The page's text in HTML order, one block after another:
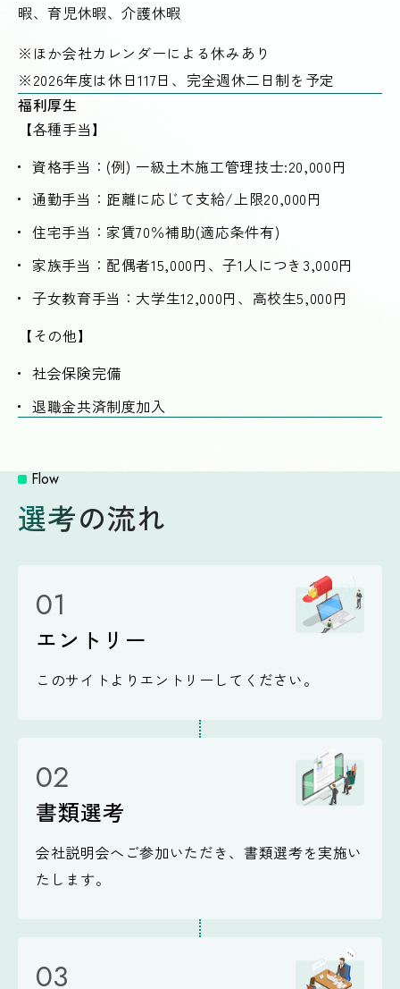
暇、育児休暇、介護休暇
※ほか会社カレンダーによる休みあり
※2026年度は休日117日、完全週休二日制を予定
福利厚生
【各種手当】
資格手当：(例) 一級土木施工管理技士:20,000円
通勤手当：距離に応じて支給/上限20,000円
住宅手当：家賃70％補助(適応条件有)
家族手当：配偶者15,000円、子1人につき3,000円
子女教育手当：大学生12,000円、高校生5,000円
【その他】
社会保険完備
退職金共済制度加入
Flow
選考の流れ
エントリー
このサイトよりエントリーしてください。
書類選考
会社説明会へご参加いただき、書類選考を実施い
たします。